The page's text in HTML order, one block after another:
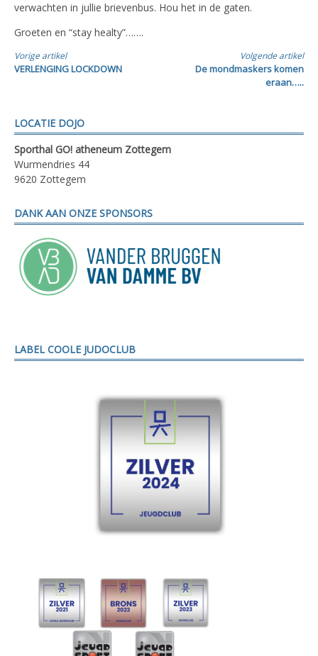
verwachten in jullie brievenbus. Hou het in de gaten.
Groeten en “stay healty”…….
Verder
Vorige artikel
VERLENGING LOCKDOWN
Volgende artikel
De mondmaskers komen
eraan…..
LOCATIE DOJO
Sporthal GO! atheneum Zottegem
Wurmendries 44
9620 Zottegem
DANK AAN ONZE SPONSORS
LABEL COOLE JUDOCLUB